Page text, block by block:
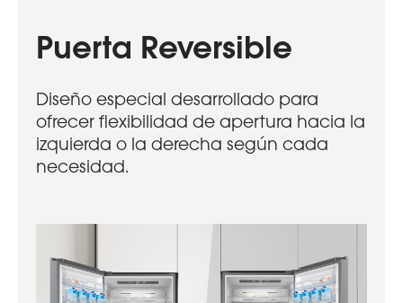
Puerta Reversible
Diseño especial desarrollado para
ofrecer flexibilidad de apertura hacia la
izquierda o la derecha según cada
necesidad.